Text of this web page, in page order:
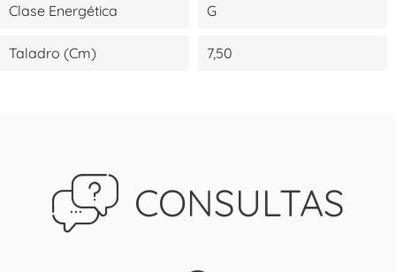
Clase Energética G
Taladro (cm) 7,50
CONSULTAS